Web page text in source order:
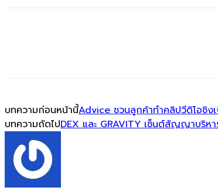
บทความก่อนหน้านี้Advice ชวนลูกค้าทำคลิปวีดิโอชิ
บทความถัดไปDEX และ GRAVITY เซ็นต์สัญญาบริ